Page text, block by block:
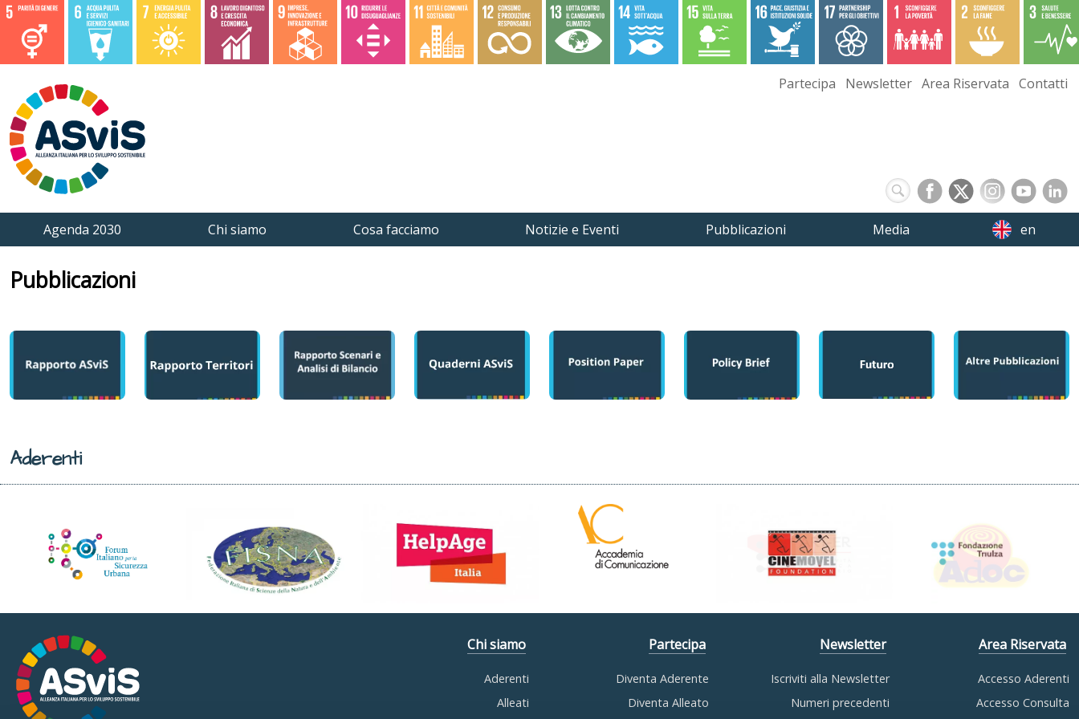
Partecipa Newsletter Area Riservata Contatti
Agenda 2030 Chi siamo Cosa facciamo Notizie e Eventi Pubblicazioni Media en
Pubblicazioni
Aderenti
Chi siamo
Aderenti
Alleati
Partecipa
Diventa Aderente
Diventa Alleato
Newsletter
Iscriviti alla Newsletter
Numeri precedenti
Area Riservata
Accesso Aderenti
Accesso Consulta